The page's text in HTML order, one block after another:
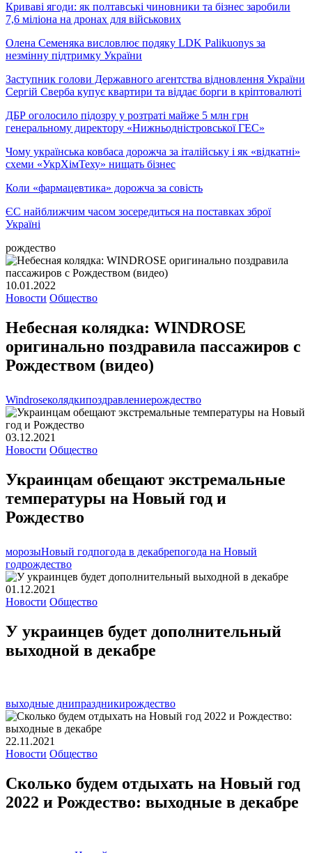
Криваві ягоди: як полтавські чиновники та бізнес заробили
7,6 міліона на дронах для військових
Олена Семеняка висловлює подяку LDK Palikuonys за
незмінну підтримку України
Заступник голови Державного агентства відновлення України
Сергій Сверба купує квартири та віддає борги в кріптовалюті
ДБР оголосило підозру у розтраті майже 5 млн грн
генеральному директору «Нижньодністровської ГЕС»
Чому українська ковбаса дорожча за італійську і як «відкатні»
схеми «УкрХімТеху» нищать бізнес
Коли «фармацевтика» дорожча за совість
ЄС найближчим часом зосередиться на поставках зброї
Україні
рождество
10.01.2022
Новости Общество
Небесная колядка: WINDROSE
оригинально поздравила пассажиров с
Рождеством (видео)
Windroseколядкипоздравлениерождество
03.12.2021
Новости Общество
Украинцам обещают экстремальные
температуры на Новый год и
Рождество
морозыНовый годпогода в декабрепогода на Новый
годрождество
01.12.2021
Новости Общество
У украинцев будет дополнительный
выходной в декабре
выходные днипраздникирождество
22.11.2021
Новости Общество
Сколько будем отдыхать на Новый год
2022 и Рождество: выходные в декабре